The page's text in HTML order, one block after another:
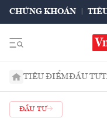
CHỨNG KHOÁN
TIÊU ĐIỂMĐẦU TƯ
ĐẦU TƯ